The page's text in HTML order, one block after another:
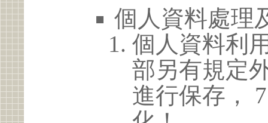
個人資料處理
個人資料利
部另有規定
進行保存，